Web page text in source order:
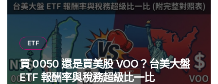
ETF
買 0050 還是買美股 VOO？台美大盤
ETF 報酬率與稅務超級比一比